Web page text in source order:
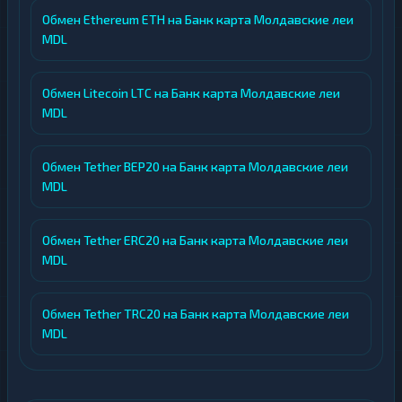
Обмен Ethereum ETH на Банк карта Молдавские леи
MDL
Обмен Litecoin LTC на Банк карта Молдавские леи
MDL
Обмен Tether BEP20 на Банк карта Молдавские леи
MDL
Обмен Tether ERC20 на Банк карта Молдавские леи
MDL
Обмен Tether TRC20 на Банк карта Молдавские леи
MDL